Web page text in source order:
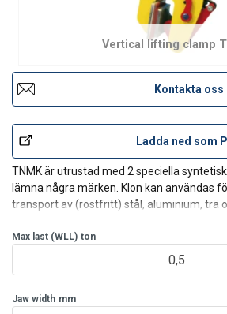
Vertical lifting clamp
Kontakta oss
Ladda ned som
TNMK är utrustad med 2 speciella
lämna några märken. Klon kan användas
transport av (rostfritt) stål, aluminium, trä
både stängt och i öppet
Max last (WLL) ton
0,5
Jaw width mm